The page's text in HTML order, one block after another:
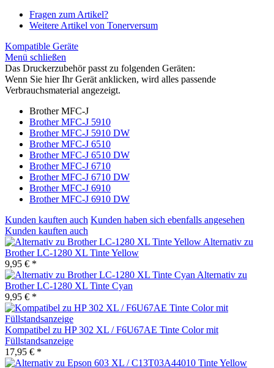
Fragen zum Artikel?
Weitere Artikel von Tonerversum
Kompatible Geräte
Menü schließen
Das Druckerzubehör passt zu folgenden Geräten:
Wenn Sie hier Ihr Gerät anklicken, wird alles passende
Verbrauchsmaterial angezeigt.
Brother MFC-J
Brother MFC-J 5910
Brother MFC-J 5910 DW
Brother MFC-J 6510
Brother MFC-J 6510 DW
Brother MFC-J 6710
Brother MFC-J 6710 DW
Brother MFC-J 6910
Brother MFC-J 6910 DW
Kunden kauften auch Kunden haben sich ebenfalls angesehen
Kunden kauften auch
Alternativ zu
Brother LC-1280 XL Tinte Yellow
9,95 € *
Alternativ zu
Brother LC-1280 XL Tinte Cyan
9,95 € *
Kompatibel zu HP 302 XL / F6U67AE Tinte Color mit
Füllstandsanzeige
17,95 € *